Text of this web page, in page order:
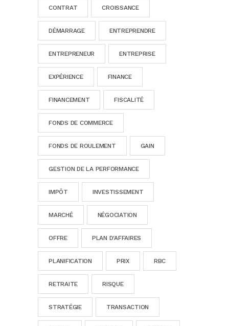
CONTRAT CROISSANCE
DÉMARRAGE ENTREPRENDRE
ENTREPRENEUR ENTREPRISE
EXPÉRIENCE FINANCE
FINANCEMENT FISCALITÉ
FONDS DE COMMERCE
FONDS DE ROULEMENT GAIN
GESTION DE LA PERFORMANCE
IMPÔT INVESTISSEMENT
MARCHÉ NÉGOCIATION
OFFRE PLAN D'AFFAIRES
PLANIFICATION PRIX RBC
RETRAITE RISQUE
STRATÉGIE TRANSACTION